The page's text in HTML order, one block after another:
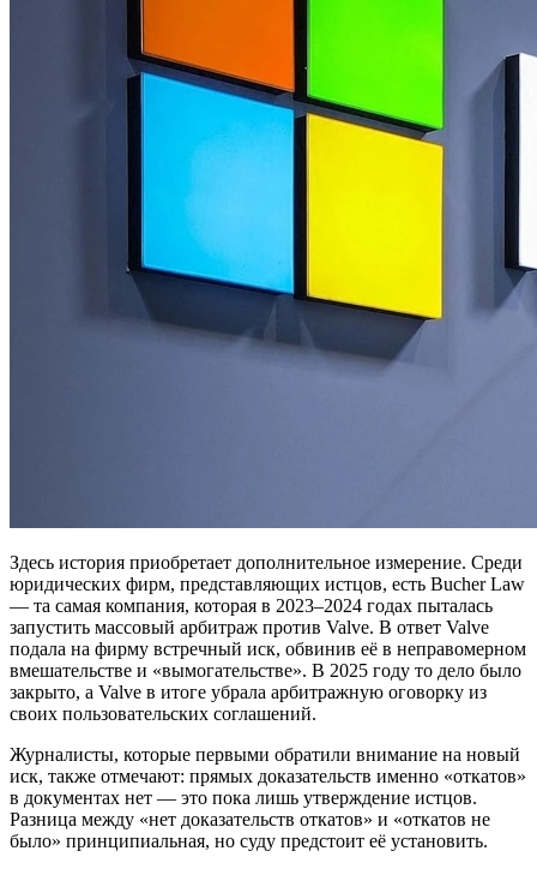
Здесь история приобретает дополнительное измерение. Среди
юридических фирм, представляющих истцов, есть Bucher Law
— та самая компания, которая в 2023–2024 годах пыталась
запустить массовый арбитраж против Valve. В ответ Valve
подала на фирму встречный иск, обвинив её в неправомерном
вмешательстве и «вымогательстве». В 2025 году то дело было
закрыто, а Valve в итоге убрала арбитражную оговорку из
своих пользовательских соглашений.
Журналисты, которые первыми обратили внимание на новый
иск, также отмечают: прямых доказательств именно «откатов»
в документах нет — это пока лишь утверждение истцов.
Разница между «нет доказательств откатов» и «откатов не
было» принципиальная, но суду предстоит её установить.